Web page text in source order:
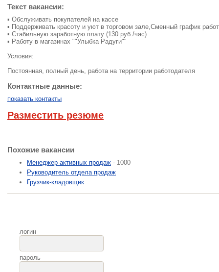
Текст вакансии:
▪ Обслуживать покупателей на кассе
▪ Поддерживать красоту и уют в торговом зале,Сменный график
▪ Стабильную заработную плату (130 руб./час)
▪ Работу в магазинах ""Улыбка Радуги""
Условия:
Постоянная, полный день, работа на территории работодателя
Контактные данные:
показать контакты
Разместить резюме
Похожие вакансии
Менеджер активных продаж - 1000
Руководитель отдела продаж
Грузчик-кладовщик
логин
пароль